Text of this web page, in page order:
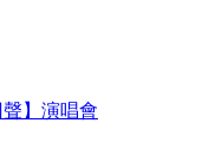
】演唱會